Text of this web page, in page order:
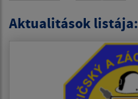
Aktualitások listája: